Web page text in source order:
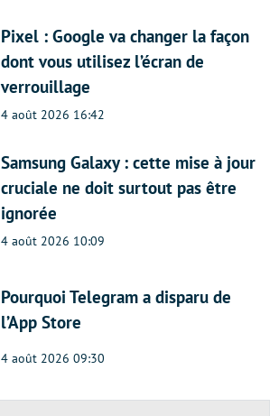
Pixel : Google va changer la façon
dont vous utilisez l’écran de
verrouillage
4 août 2026 16:42
Samsung Galaxy : cette mise à jour
cruciale ne doit surtout pas être
ignorée
4 août 2026 10:09
Pourquoi Telegram a disparu de
l’App Store
4 août 2026 09:30